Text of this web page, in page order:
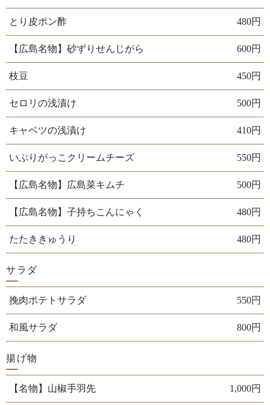
とり皮ポン酢 480円
【広島名物】砂ずりせんじがら 600円
枝豆 450円
セロリの浅漬け 500円
キャベツの浅漬け 410円
いぶりがっこクリームチーズ 550円
【広島名物】広島菜キムチ 500円
【広島名物】子持ちこんにゃく 480円
たたききゅうり 480円
サラダ
挽肉ポテトサラダ 550円
和風サラダ 800円
揚げ物
【名物】山椒手羽先 1,000円